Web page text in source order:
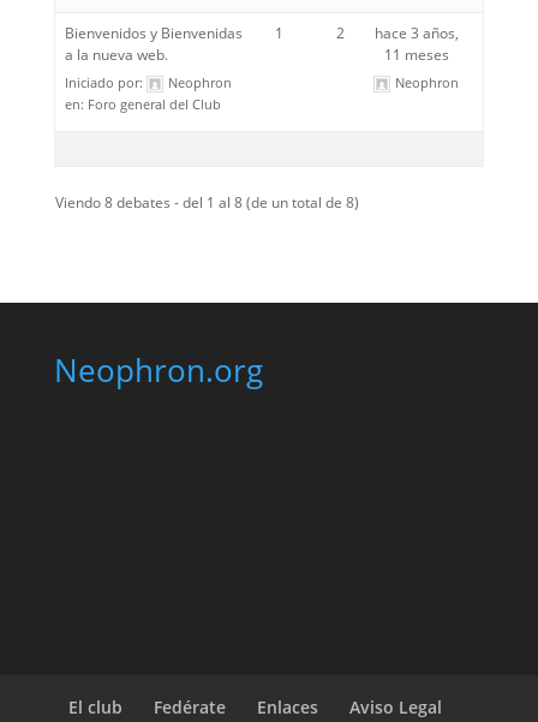
Bienvenidos y Bienvenidas
a la nueva web.
Iniciado por:
Neophron
en: Foro general del Club
1 2
hace 3 años,
11 meses
Neophron
Viendo 8 debates - del 1 al 8 (de un total de 8)
Neophron.org
El club Fedérate Enlaces Aviso Legal